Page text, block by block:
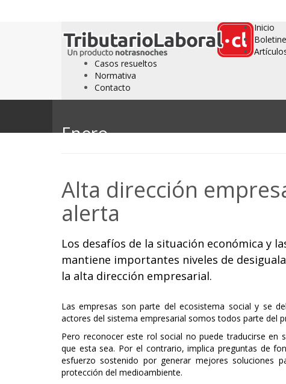
Inicio
Casos resueltos
Normativa
Contacto
Enero
Alta dirección
alerta
Los desafíos de la situación económica y
mantiene importantes niveles de
la alta dirección empresarial.
Las empresas son parte del ecosistema social y se
actores del sistema empresarial somos todos parte del
Pero reconocer este rol social no puede traducirse en
que esta sea. Por el contrario, implica preguntas de
esfuerzo sostenido por generar mejores soluciones
protección del medioambiente.